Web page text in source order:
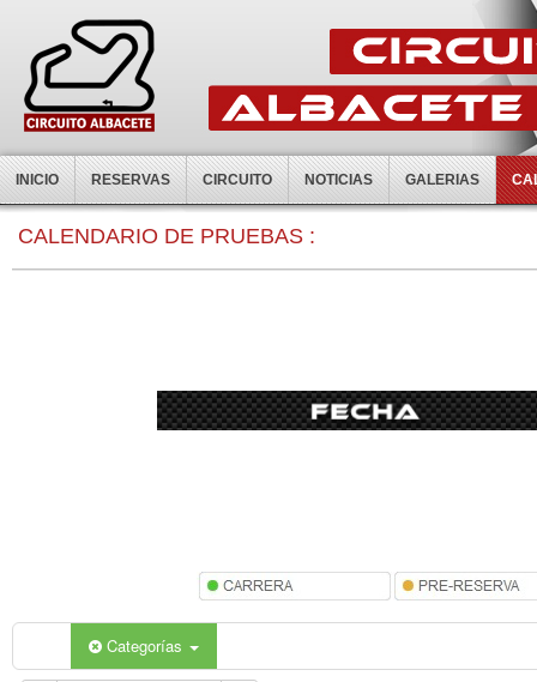
INICIO RESERVAS CIRCUITO NOTICIAS GALERIAS
CALENDARIO DE PRUEBAS :
Categorías
0:00